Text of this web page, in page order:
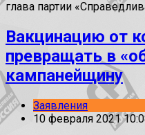
глава партии
Вакцинацию от
превращать в
кампанейщину
Заявления
10 февраля 2021